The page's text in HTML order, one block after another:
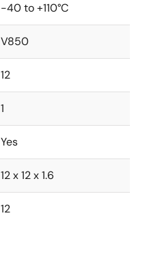
-40 to +110°C
V850
12
1
Yes
12 x 12 x 1.6
12